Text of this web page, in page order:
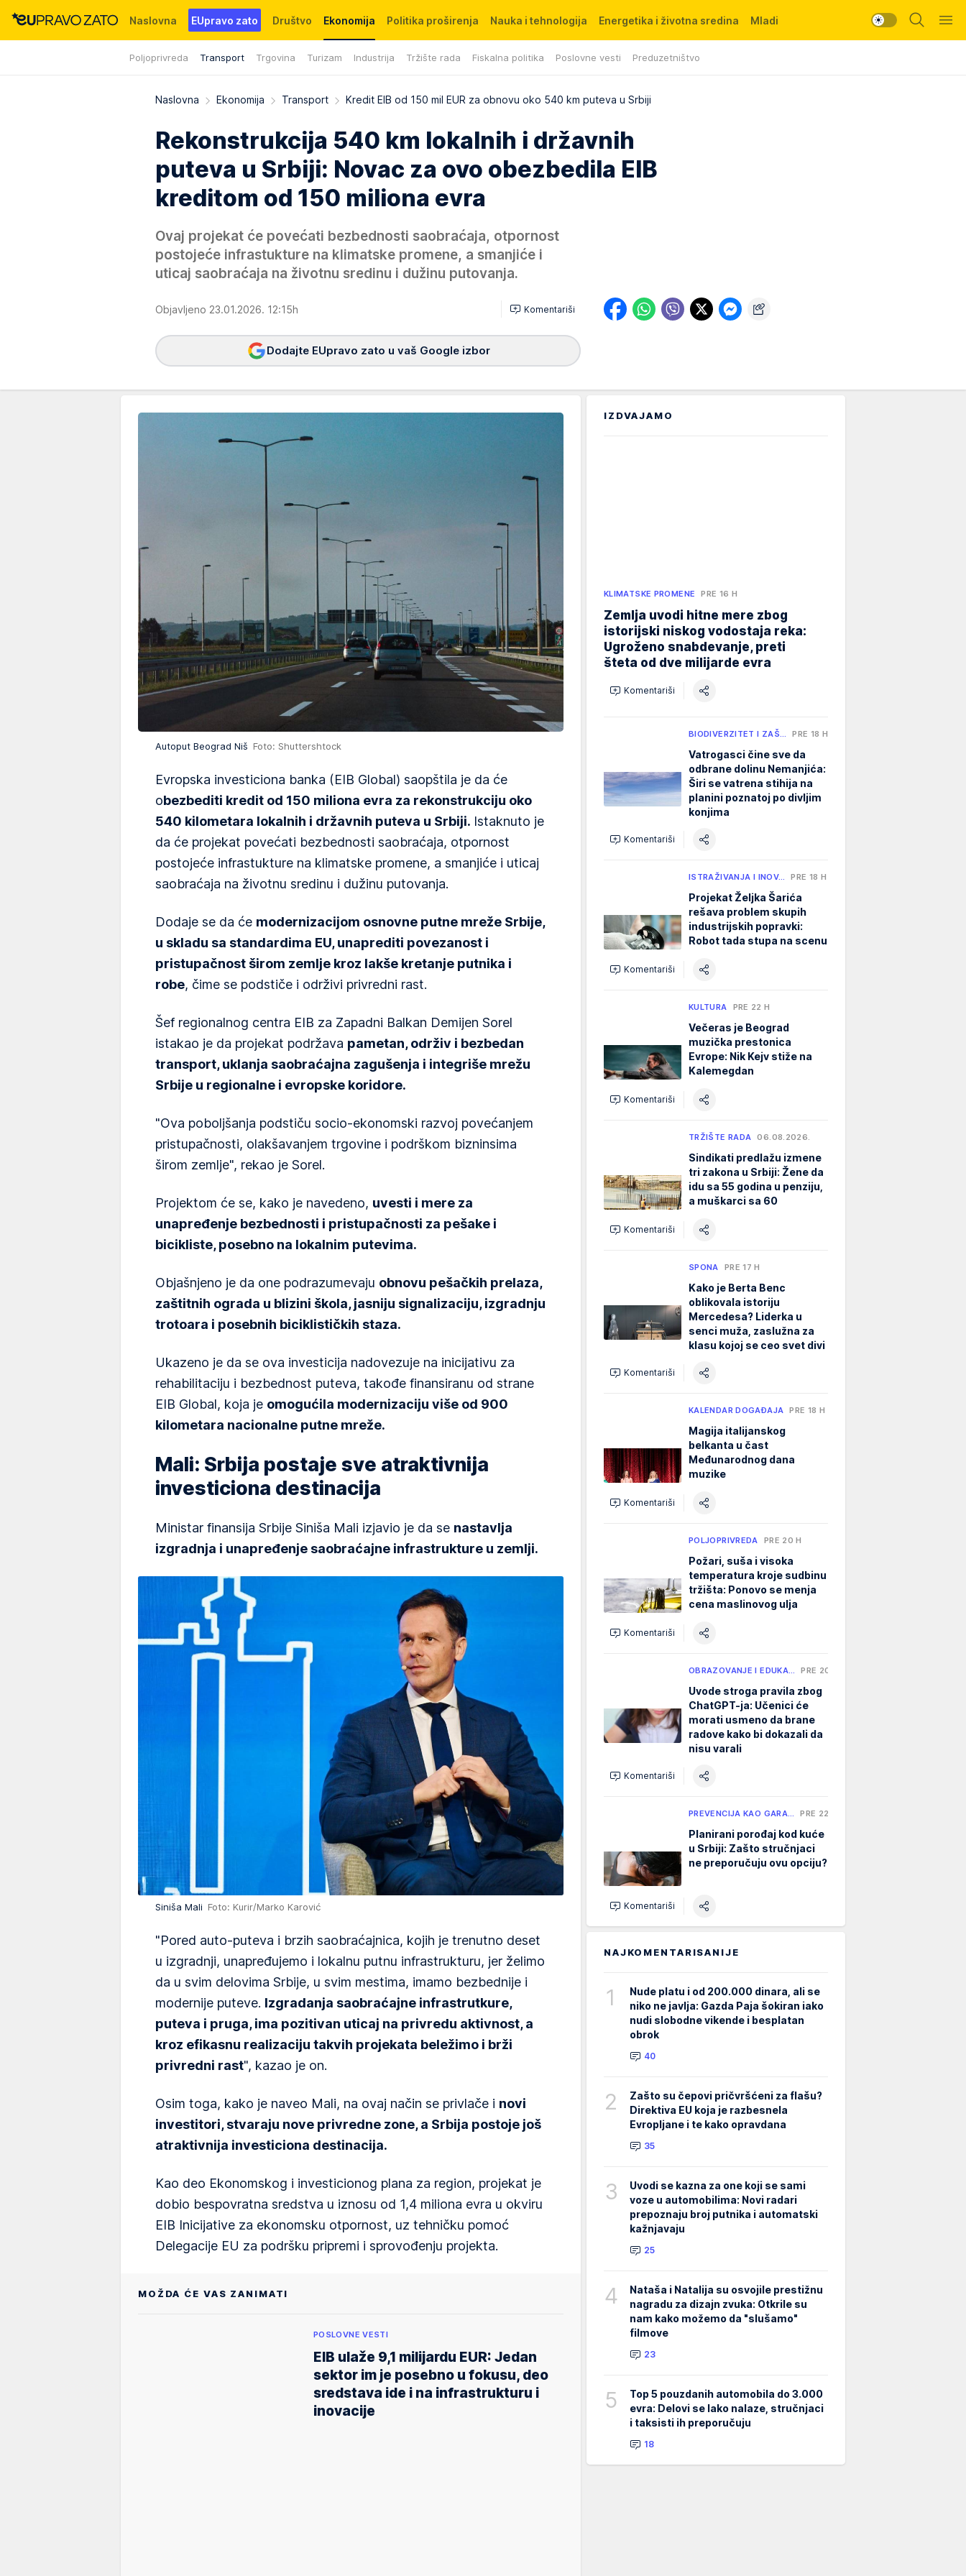
Naslovna EUpravo zato Društvo Ekonomija
Poljoprivreda Transport Trgovina Turizam Industrija Tržište rada Fiskalna politika Poslovne vesti Preduzetništvo
Politika proširenja Nauka i tehnologija Energetika i životna sredina Mladi
Događaji News WMG fondacija
Naslovna Ekonomija Transport Kredit EIB od 150 mil EUR za obnovu oko 540 km puteva u Srbiji
Rekonstrukcija 540 km lokalnih i državnih
puteva u Srbiji: Novac za ovo obezbedila EIB
kreditom od 150 miliona evra
Ovaj projekat će povećati bezbednosti saobraćaja, otpornost
postojeće infrastukture na klimatske promene, a smanjiće i
uticaj saobraćaja na životnu sredinu i dužinu putovanja.
Objavljeno 23.01.2026. 12:15h Komentariši
Dodajte EUpravo zato u vaš Google izbor
Autoput Beograd Niš Foto: Shuttershtock
Evropska investiciona banka (EIB Global) saopštila je da će
obezbediti kredit od 150 miliona evra za rekonstrukciju oko
540 kilometara lokalnih i državnih puteva u Srbiji. Istaknuto je
da će projekat povećati bezbednosti saobraćaja, otpornost
postojeće infrastukture na klimatske promene, a smanjiće i uticaj
saobraćaja na životnu sredinu i dužinu putovanja.
Dodaje se da će modernizacijom osnovne putne mreže Srbije,
u skladu sa standardima EU, unaprediti povezanost i
pristupačnost širom zemlje kroz lakše kretanje putnika i
robe, čime se podstiče i održivi privredni rast.
Šef regionalnog centra EIB za Zapadni Balkan Demijen Sorel
istakao je da projekat podržava pametan, održiv i bezbedan
transport, uklanja saobraćajna zagušenja i integriše mrežu
Srbije u regionalne i evropske koridore.
"Ova poboljšanja podstiču socio-ekonomski razvoj povećanjem
pristupačnosti, olakšavanjem trgovine i podrškom bizninsima
širom zemlje", rekao je Sorel.
Projektom će se, kako je navedeno, uvesti i mere za
unapređenje bezbednosti i pristupačnosti za pešake i
bicikliste, posebno na lokalnim putevima.
Objašnjeno je da one podrazumevaju obnovu pešačkih prelaza,
zaštitnih ograda u blizini škola, jasniju signalizaciju, izgradnju
trotoara i posebnih biciklističkih staza.
Ukazeno je da se ova investicija nadovezuje na inicijativu za
rehabilitaciju i bezbednost puteva, takođe finansiranu od strane
EIB Global, koja je omogućila modernizaciju više od 900
kilometara nacionalne putne mreže.
Mali: Srbija postaje sve atraktivnija
investiciona destinacija
Ministar finansija Srbije Siniša Mali izjavio je da se nastavlja
izgradnja i unapređenje saobraćajne infrastrukture u zemlji.
Siniša Mali Foto: Kurir/Marko Karović
"Pored auto-puteva i brzih saobraćajnica, kojih je trenutno deset
u izgradnji, unapređujemo i lokalnu putnu infrastrukturu, jer želimo
da u svim delovima Srbije, u svim mestima, imamo bezbednije i
modernije puteve. Izgradanja saobraćajne infrastrutkure,
puteva i pruga, ima pozitivan uticaj na privredu aktivnost, a
kroz efikasnu realizaciju takvih projekata beležimo i brži
privredni rast", kazao je on.
Osim toga, kako je naveo Mali, na ovaj način se privlače i novi
investitori, stvaraju nove privredne zone, a Srbija postoje još
atraktivnija investiciona destinacija.
Kao deo Ekonomskog i investicionog plana za region, projekat je
dobio bespovratna sredstva u iznosu od 1,4 miliona evra u okviru
EIB Inicijative za ekonomsku otpornost, uz tehničku pomoć
Delegacije EU za podršku pripremi i sprovođenju projekta.
MOŽDA ĆE VAS ZANIMATI
POSLOVNE VESTI
EIB ulaže 9,1 milijardu EUR: Jedan
sektor im je posebno u fokusu, deo
sredstava ide i na infrastrukturu i
inovacije
IZDVAJAMO
KLIMATSKE PROMENE PRE 16 H
Zemlja uvodi hitne mere zbog
istorijski niskog vodostaja reka:
Ugroženo snabdevanje, preti
šteta od dve milijarde evra
Komentariši
BIODIVERZITET I ZAŠ… PRE 18 H
Vatrogasci čine sve da
odbrane dolinu Nemanjića:
Širi se vatrena stihija na
planini poznatoj po divljim
konjima
Komentariši
ISTRAŽIVANJA I INOV… PRE 18 H
Projekat Željka Šarića
rešava problem skupih
industrijskih popravki:
Robot tada stupa na scenu
Komentariši
KULTURA PRE 22 H
Večeras je Beograd
muzička prestonica
Evrope: Nik Kejv stiže na
Kalemegdan
Komentariši
TRŽIŠTE RADA 06.08.2026.
Sindikati predlažu izmene
tri zakona u Srbiji: Žene da
idu sa 55 godina u penziju,
a muškarci sa 60
Komentariši
SPONA PRE 17 H
Kako je Berta Benc
oblikovala istoriju
Mercedesa? Liderka u
senci muža, zaslužna za
klasu kojoj se ceo svet divi
Komentariši
KALENDAR DOGAĐAJA PRE 18 H
Magija italijanskog
belkanta u čast
Međunarodnog dana
muzike
Komentariši
POLJOPRIVREDA PRE 20 H
Požari, suša i visoka
temperatura kroje sudbinu
tržišta: Ponovo se menja
cena maslinovog ulja
Komentariši
OBRAZOVANJE I EDUKA… PRE 20 H
Uvode stroga pravila zbog
ChatGPT-ja: Učenici će
morati usmeno da brane
radove kako bi dokazali da
nisu varali
Komentariši
PREVENCIJA KAO GARA… PRE 22 H
Planirani porođaj kod kuće
u Srbiji: Zašto stručnjaci
ne preporučuju ovu opciju?
Komentariši
NAJKOMENTARISANIJE
1
Nude platu i od 200.000 dinara, ali se
niko ne javlja: Gazda Paja šokiran iako
nudi slobodne vikende i besplatan
obrok
40
2
Zašto su čepovi pričvršćeni za flašu?
Direktiva EU koja je razbesnela
Evropljane i te kako opravdana
35
3
Uvodi se kazna za one koji se sami
voze u automobilima: Novi radari
prepoznaju broj putnika i automatski
kažnjavaju
25
4
Nataša i Natalija su osvojile prestižnu
nagradu za dizajn zvuka: Otkrile su
nam kako možemo da "slušamo"
filmove
23
5
Top 5 pouzdanih automobila do 3.000
evra: Delovi se lako nalaze, stručnjaci
i taksisti ih preporučuju
18